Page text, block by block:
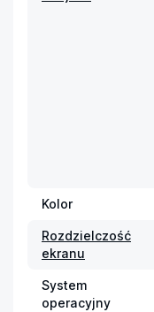
Kolor
Rozdzielczość
ekranu
System
operacyjny